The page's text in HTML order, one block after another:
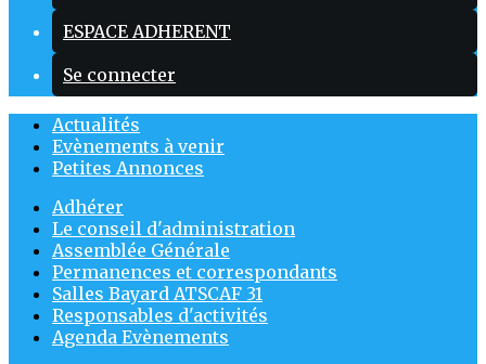
ESPACE ADHERENT
Se connecter
Actualités
Evènements à venir
Petites Annonces
Adhérer
Le conseil d'administration
Assemblée Générale
Permanences et correspondants
Salles Bayard ATSCAF 31
Responsables d'activités
Agenda Evènements